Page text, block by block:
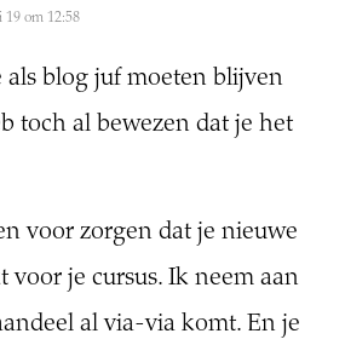
19 om 12:58
als blog juf moeten blijven
toch al bewezen dat je het
voor zorgen dat je nieuwe
voor je cursus. Ik neem aan
al via-via komt. En je